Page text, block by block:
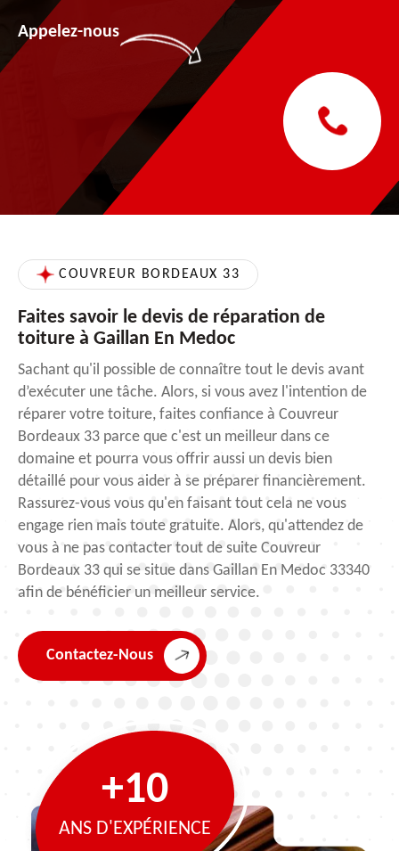
Appelez-nous
COUVREUR BORDEAUX 33
Faites savoir le devis de réparation de
toiture à Gaillan En Medoc
Sachant qu'il possible de connaître tout le devis avant
d’exécuter une tâche. Alors, si vous avez l'intention de
réparer votre toiture, faites confiance à Couvreur
Bordeaux 33 parce que c'est un meilleur dans ce
domaine et pourra vous offrir aussi un devis bien
détaillé pour vous aider à se préparer financièrement.
Rassurez-vous vous qu'en faisant tout cela ne vous
engage rien mais toute gratuite. Alors, qu'attendez de
vous à ne pas contacter tout de suite Couvreur
Bordeaux 33 qui se situe dans Gaillan En Medoc 33340
afin de bénéficier un meilleur service.
Contactez-Nous
+10
ANS D'EXPÉRIENCE